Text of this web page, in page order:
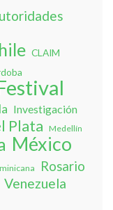
CLAIM
Investigación
Plata Medellín
México
Rosario
Venezuela